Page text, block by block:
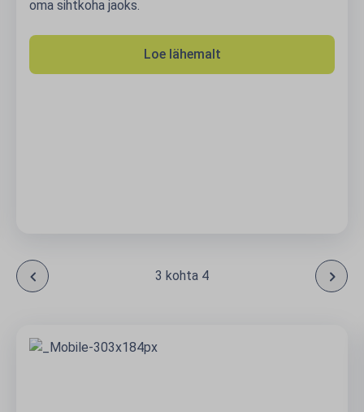
oma sihtkoha jaoks.
Loe lähemalt
3 kohta 4